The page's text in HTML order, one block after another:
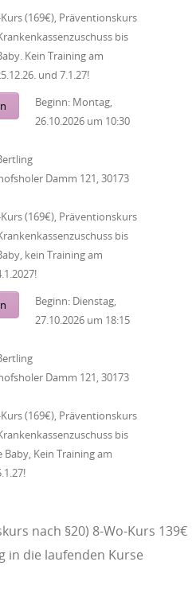
(169€), Präventionskurs
bis
Kein Training am
und 7.1.27!
Beginn: Montag,
26.10.2026 um 10:30
Damm 121, 30173
(169€), Präventionskurs
bis
kein Training am
Beginn: Dienstag,
27.10.2026 um 18:15
Damm 121, 30173
(169€), Präventionskurs
bis
Baby, Kein Training am
nach §20) 8-Wo-Kurs 139€
in die laufenden Kurse